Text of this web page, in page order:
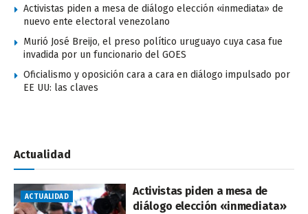
Activistas piden a mesa de diálogo elección «inmediata» de
nuevo ente electoral venezolano
Murió José Breijo, el preso político uruguayo cuya casa fue
invadida por un funcionario del GOES
Oficialismo y oposición cara a cara en diálogo impulsado por
EE UU: las claves
Actualidad
ACTUALIDAD
Activistas piden a mesa de
diálogo elección «inmediata»